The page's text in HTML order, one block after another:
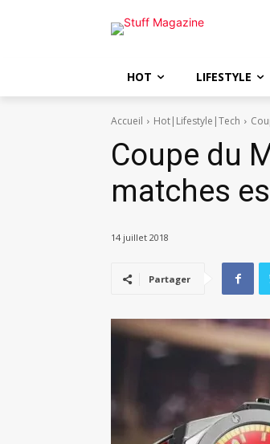
HOT LIFESTYLE
Accueil Hot|Lifestyle|Tech
Coupe du
matches
14 juillet 2018
Partager